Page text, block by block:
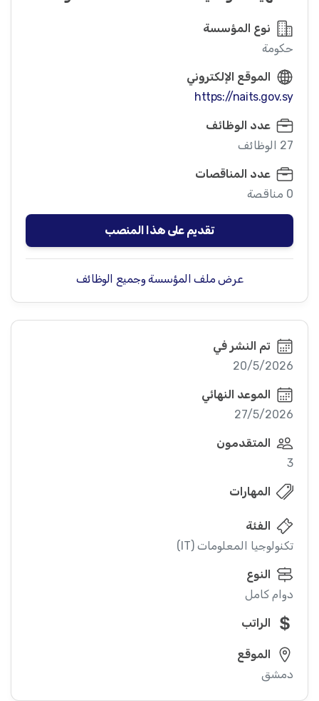
نوع المؤسسة
حكومة
الموقع الإلكتروني
https://naits.gov.sy
عدد الوظائف
27 الوظائف
عدد المناقصات
0 مناقصة
تقديم على هذا المنصب
عرض ملف المؤسسة وجميع الوظائف
تم النشر في
20/5/2026
الموعد النهائي
27/5/2026
المتقدمون
3
المهارات
الفئة
تكنولوجيا المعلومات (IT)
النوع
دوام كامل
الراتب
الموقع
دمشق